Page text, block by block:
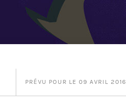
PRÉVU POUR LE 09 AVRIL 2016